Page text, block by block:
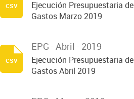
Ejecución Presupuestaria de
Gastos Marzo 2019
csv
EPG - Abril - 2019
Ejecución Presupuestaria de
Gastos Abril 2019
csv